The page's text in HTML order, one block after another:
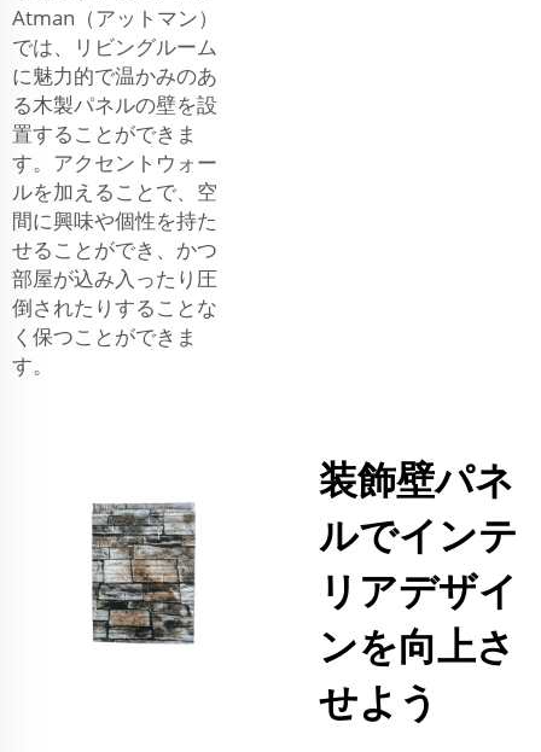
Atman（アットマン）
では、リビングルーム
に魅力的で温かみのあ
る木製パネルの壁を設
置することができま
す。アクセントウォー
ルを加えることで、空
間に興味や個性を持た
せることができ、かつ
部屋が込み入ったり圧
倒されたりすることな
く保つことができま
す。
装飾壁パネ
ルでインテ
リアデザイ
ンを向上さ
せよう